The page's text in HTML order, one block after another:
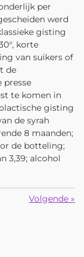
per
werd
gisting
korte
van suikers of
de
presse
te komen in
gisting
de syrah
8 maanden;
de botteling;
3,39; alcohol
Volgende »